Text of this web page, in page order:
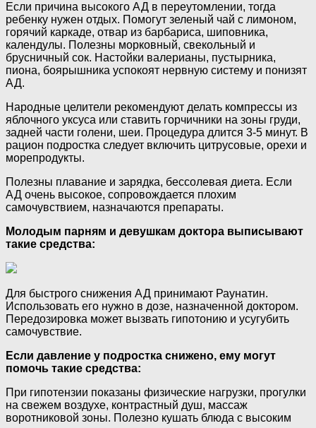
Если причина высокого АД в переутомлении, тогда
ребенку нужен отдых. Помогут зеленый чай с лимоном,
горячий каркаде, отвар из барбариса, шиповника,
календулы. Полезны морковный, свекольный и
брусничный сок. Настойки валерианы, пустырника,
пиона, боярышника успокоят нервную систему и понизят
АД.
Народные целители рекомендуют делать компрессы из
яблочного уксуса или ставить горчичники на зоны груди,
задней части голени, шеи. Процедура длится 3-5 минут. В
рацион подростка следует включить цитрусовые, орехи и
морепродукты.
Полезны плавание и зарядка, бессолевая диета. Если
АД очень высокое, сопровождается плохим
самочувствием, назначаются препараты.
Молодым парням и девушкам доктора выписывают
такие средства:
Для быстрого снижения АД принимают Раунатин.
Использовать его нужно в дозе, назначенной доктором.
Передозировка может вызвать гипотонию и усугубить
самочувствие.
Если давление у подростка снижено, ему могут
помочь такие средства:
При гипотензии показаны физические нагрузки, прогулки
на свежем воздухе, контрастный душ, массаж
воротниковой зоны. Полезно кушать блюда с высоким